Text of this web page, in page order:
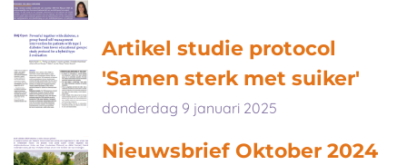
Artikel studie protocol
'Samen sterk met suiker'
donderdag 9 januari 2025
Nieuwsbrief Oktober 2024